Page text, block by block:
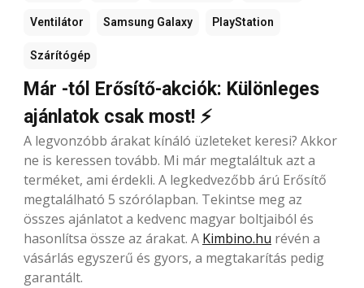
Ventilátor Samsung Galaxy PlayStation
Szárítógép
Már -tól Erősítő-akciók: Különleges
ajánlatok csak most! ⚡
A legvonzóbb árakat kínáló üzleteket keresi? Akkor
ne is keressen tovább. Mi már megtaláltuk azt a
terméket, ami érdekli. A legkedvezőbb árú Erősítő
megtalálható 5 szórólapban. Tekintse meg az
összes ajánlatot a kedvenc magyar boltjaiból és
hasonlítsa össze az árakat. A Kimbino.hu révén a
vásárlás egyszerű és gyors, a megtakarítás pedig
garantált.